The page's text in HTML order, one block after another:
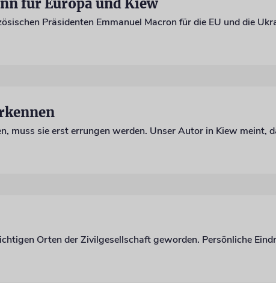
für Europa und Kiew